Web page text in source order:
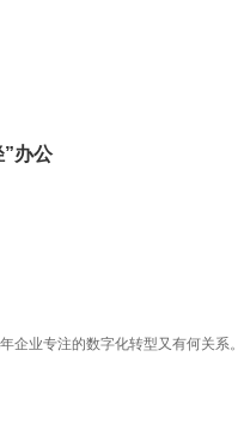
办公
企业专注的数字化转型又有何关系。